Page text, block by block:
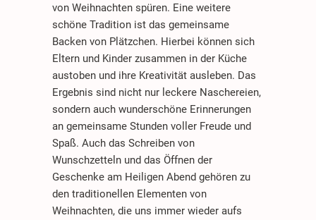
von Weihnachten spüren. Eine weitere
schöne Tradition ist das gemeinsame
Backen von Plätzchen. Hierbei können sich
Eltern und Kinder zusammen in der Küche
austoben und ihre Kreativität ausleben. Das
Ergebnis sind nicht nur leckere Naschereien,
sondern auch wunderschöne Erinnerungen
an gemeinsame Stunden voller Freude und
Spaß. Auch das Schreiben von
Wunschzetteln und das Öffnen der
Geschenke am Heiligen Abend gehören zu
den traditionellen Elementen von
Weihnachten, die uns immer wieder aufs